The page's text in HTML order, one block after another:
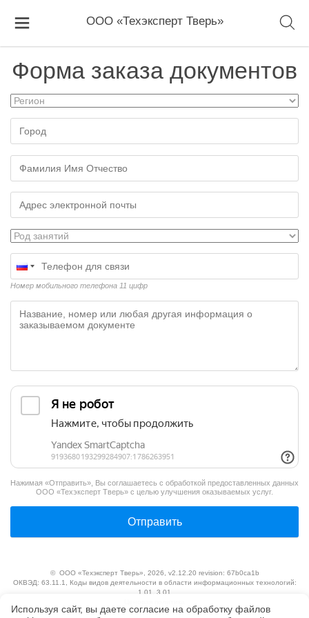
ООО «Техэксперт Тверь»
Форма заказа документов
Номер мобильного телефона 11 цифр
Нажимая «Отправить», Вы соглашаетесь с обработкой предоставленных данных
ООО «Техэксперт Тверь» с целью улучшения оказываемых услуг.
Отправить
© ООО «Техэксперт Тверь» , 2026, v2.12.20 revision: 67b0ca1b
ОКВЭД: 63.11.1, Коды видов деятельности в области информационных технологий:
1.01, 3.01
Технологии
Используя сайт, вы даете согласие на обработку файлов